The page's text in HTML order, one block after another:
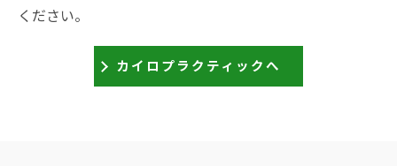
ください。
カイロプラクティックへ